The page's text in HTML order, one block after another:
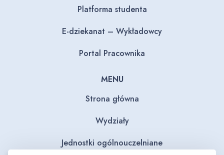
Platforma studenta
E-dziekanat – Wykładowcy
Portal Pracownika
MENU
Strona główna
Wydziały
Jednostki ogólnouczelniane